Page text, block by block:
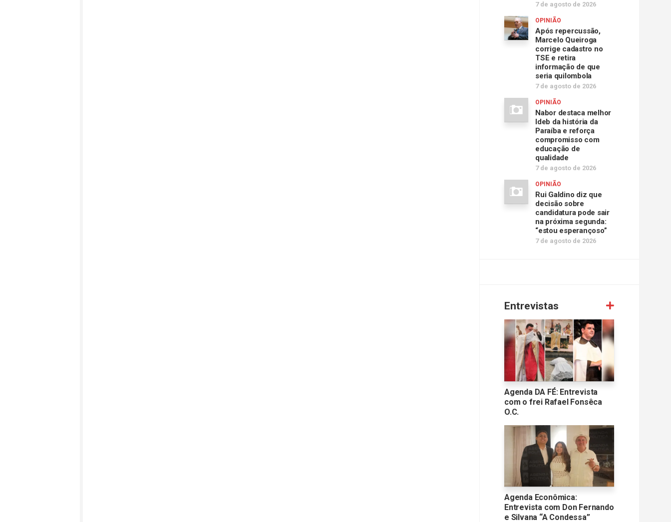
7 de agosto de 2026
OPINIÃO
Após repercussão,
Marcelo Queiroga
corrige cadastro no
TSE e retira
informação de que
seria quilombola
7 de agosto de 2026
OPINIÃO
Nabor destaca melhor
Ideb da história da
Paraíba e reforça
compromisso com
educação de
qualidade
7 de agosto de 2026
OPINIÃO
Rui Galdino diz que
decisão sobre
candidatura pode sair
na próxima segunda:
“estou esperançoso”
7 de agosto de 2026
Entrevistas
Agenda DA FÉ: Entrevista
com o frei Rafael Fonsêca
O.C.
Agenda Econômica:
Entrevista com Don Fernando
e Silvana “A Condessa”